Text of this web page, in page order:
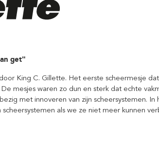
get"
King C. Gillette. Het eerste scheermesje
mesjes waren zo dun en sterk dat echte
met innoveren van zijn scheersystemen.
als we ze niet meer kunnen